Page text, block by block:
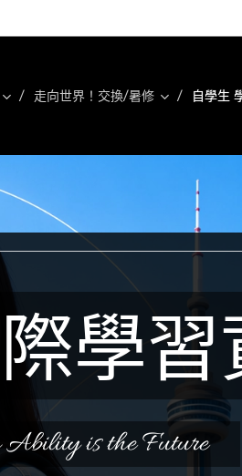
走向世界！交換/暑修 自學生
學
Ability is the Future